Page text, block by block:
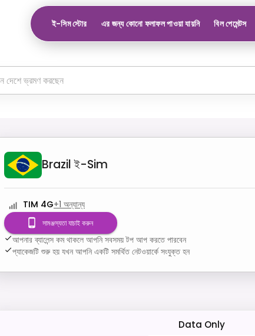
ই-সিম স্টোর এর জন্য কোনো ফলাফল পাওয়া যায়নি বিল পেমেন্টস
Brazil ই-Sim
TIM 4G+1 অন্যান্য
সামঞ্জস্যতা যাচাই করুন
আপনার ব্যালেন্স কম থাকলে আপনি সবসময় টপ আপ করতে পারবেন
প্যাকেজটি শুরু হয় যখন আপনি একটি সমর্থিত নেটওয়ার্কে সংযুক্ত হন
Data Only